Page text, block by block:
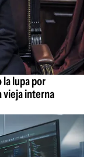
la lupa por
vieja interna